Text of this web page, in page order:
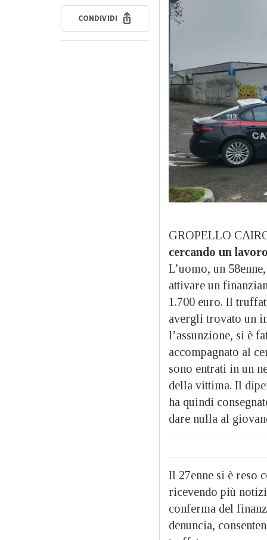
CONDIVIDI
GROPELLO
cercando un lavoro
L’uomo, un
attivare un
1.700 euro. Il
avergli trovato un
l’assunzione, si è
accompagnato al
sono entrati in un
della vittima. Il
ha quindi
dare nulla al
Il 27enne si è reso
ricevendo più
conferma del
denuncia,